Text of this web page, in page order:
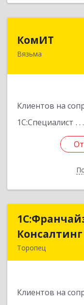
КомИТ
Вязьма
Клиентов на
1С:Специалист
215110,
Консалтинг
Торопец
Клиентов на